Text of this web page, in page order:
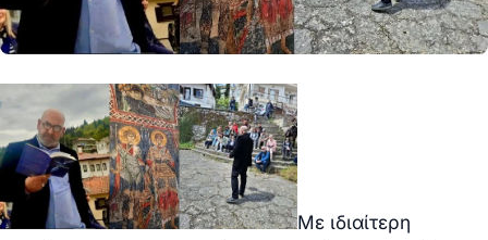
Με ιδιαίτερη